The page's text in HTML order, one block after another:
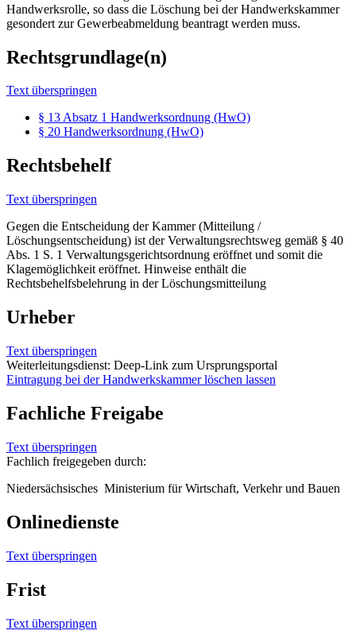
Handwerksrolle, so dass die Löschung bei der Handwerkskammer
gesondert zur Gewerbeabmeldung beantragt werden muss.
Rechtsgrundlage(n)
Text überspringen
§ 13 Absatz 1 Handwerksordnung (HwO)
§ 20 Handwerksordnung (HwO)
Rechtsbehelf
Text überspringen
Gegen die Entscheidung der Kammer (Mitteilung /
Löschungsentscheidung) ist der Verwaltungsrechtsweg gemäß § 40
Abs. 1 S. 1 Verwaltungsgerichtsordnung eröffnet und somit die
Klagemöglichkeit eröffnet. Hinweise enthält die
Rechtsbehelfsbelehrung in der Löschungsmitteilung
Urheber
Text überspringen
Weiterleitungsdienst: Deep-Link zum Ursprungsportal
Eintragung bei der Handwerkskammer löschen lassen
Fachliche Freigabe
Text überspringen
Fachlich freigegeben durch:
Niedersächsisches Ministerium für Wirtschaft, Verkehr und Bauen
Onlinedienste
Text überspringen
Frist
Text überspringen